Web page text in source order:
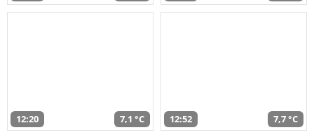
12:20 7,1 °C 12:52 7,7 °C